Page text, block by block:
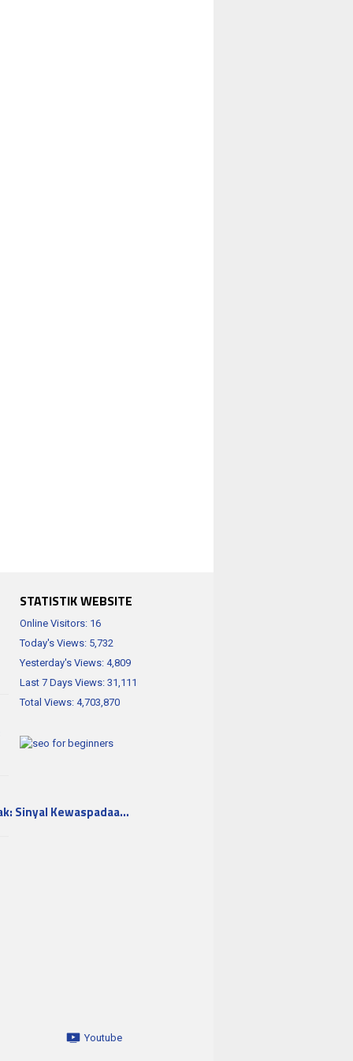
Sinyal Kewaspadaa…
STATISTIK WEBSITE
Online Visitors: 16
Today's Views: 5,732
Yesterday's Views: 4,809
Last 7 Days Views: 31,111
Total Views: 4,703,870
Youtube